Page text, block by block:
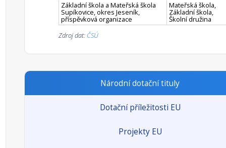
Základní škola a Mateřská škola
Supíkovice, okres Jeseník,
příspěvková organizace
Mateřská škola,
Základní škola,
Školní družina
Zdroj dat: ČSÚ
Národní dotační tituly
Dotační příležitosti EU
Projekty EU